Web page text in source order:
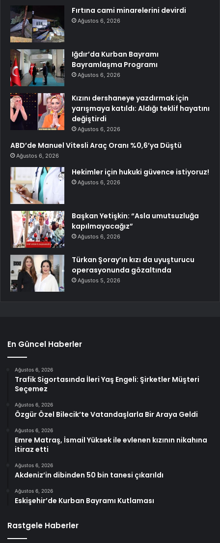
Fırtına cami minarelerini devirdi
Ağustos 6, 2026
Iğdır’da Kurban Bayramı
Bayramlaşma Programı
Ağustos 6, 2026
Kızını dershaneye yazdırmak için
yarışmaya katıldı: Aldığı teklif hayatını
değiştirdi
Ağustos 6, 2026
ABD’de Manuel Vitesli Araç Oranı %0,6’ya Düştü
Ağustos 6, 2026
Hekimler için hukuki güvence istiyoruz!
Ağustos 6, 2026
Başkan Yetişkin: “Asla umutsuzluğa
kapılmayacağız”
Ağustos 6, 2026
Türkan Şoray’ın kızı da uyuşturucu
operasyonunda gözaltında
Ağustos 5, 2026
En Güncel Haberler
Ağustos 6, 2026
Trafik Sigortasında İleri Yaş Engeli: Şirketler Müşteri
Seçemez
Ağustos 6, 2026
Özgür Özel Bilecik’te Vatandaşlarla Bir Araya Geldi
Ağustos 6, 2026
Emre Matraş, İsmail Yüksek ile evlenen kızının nikahına
itiraz etti
Ağustos 6, 2026
Akdeniz’in dibinden 50 bin tanesi çıkarıldı
Ağustos 6, 2026
Eskişehir’de Kurban Bayramı Kutlaması
Rastgele Haberler